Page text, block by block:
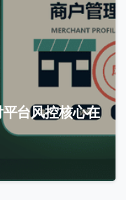
台风控核心在